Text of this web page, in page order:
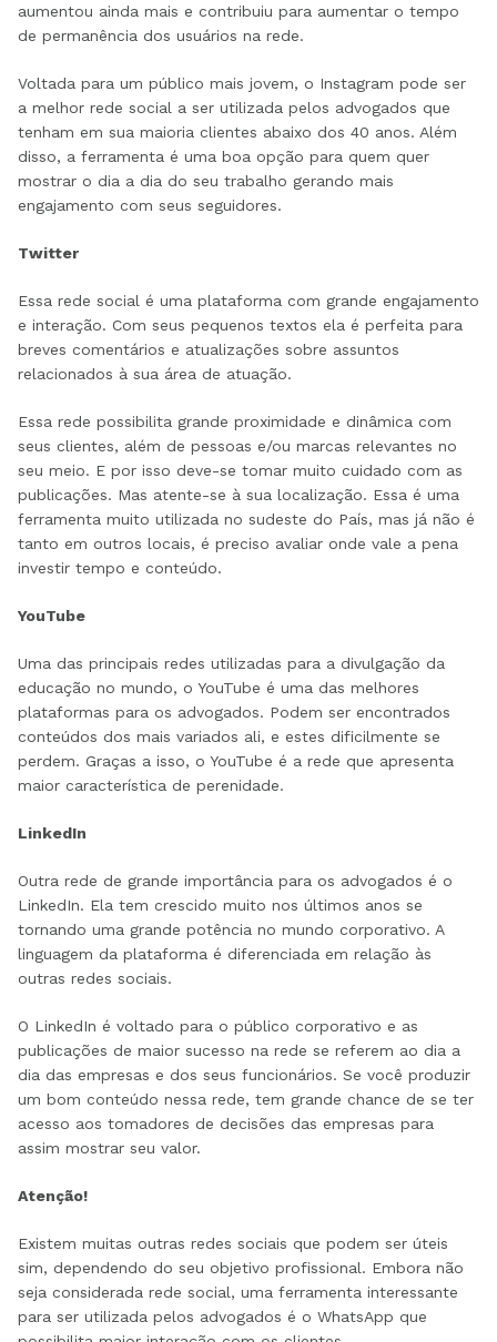
aumentou ainda mais e contribuiu para aumentar o tempo
de permanência dos usuários na rede.
Voltada para um público mais jovem, o Instagram pode ser
a melhor rede social a ser utilizada pelos advogados que
tenham em sua maioria clientes abaixo dos 40 anos. Além
disso, a ferramenta é uma boa opção para quem quer
mostrar o dia a dia do seu trabalho gerando mais
engajamento com seus seguidores.
Twitter
Essa rede social é uma plataforma com grande engajamento
e interação. Com seus pequenos textos ela é perfeita para
breves comentários e atualizações sobre assuntos
relacionados à sua área de atuação.
Essa rede possibilita grande proximidade e dinâmica com
seus clientes, além de pessoas e/ou marcas relevantes no
seu meio. E por isso deve-se tomar muito cuidado com as
publicações. Mas atente-se à sua localização. Essa é uma
ferramenta muito utilizada no sudeste do País, mas já não é
tanto em outros locais, é preciso avaliar onde vale a pena
investir tempo e conteúdo.
YouTube
Uma das principais redes utilizadas para a divulgação da
educação no mundo, o YouTube é uma das melhores
plataformas para os advogados. Podem ser encontrados
conteúdos dos mais variados ali, e estes dificilmente se
perdem. Graças a isso, o YouTube é a rede que apresenta
maior característica de perenidade.
LinkedIn
Outra rede de grande importância para os advogados é o
LinkedIn. Ela tem crescido muito nos últimos anos se
tornando uma grande potência no mundo corporativo. A
linguagem da plataforma é diferenciada em relação às
outras redes sociais.
O LinkedIn é voltado para o público corporativo e as
publicações de maior sucesso na rede se referem ao dia a
dia das empresas e dos seus funcionários. Se você produzir
um bom conteúdo nessa rede, tem grande chance de se ter
acesso aos tomadores de decisões das empresas para
assim mostrar seu valor.
Atenção!
Existem muitas outras redes sociais que podem ser úteis
sim, dependendo do seu objetivo profissional. Embora não
seja considerada rede social, uma ferramenta interessante
para ser utilizada pelos advogados é o WhatsApp que